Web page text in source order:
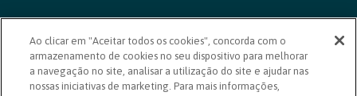
SAC 24 horas-0800 724 4420
Ouvidoria
0800 725 0996
(de segunda a sexta, das 8h às 20h)
ouvidoriasicoob.com.br
Ao clicar em "Aceitar todos os cookies", concorda com o
armazenamento de cookies no seu dispositivo para melhorar
a navegação no site, analisar a utilização do site e ajudar nas
nossas iniciativas de marketing. Para mais informações,